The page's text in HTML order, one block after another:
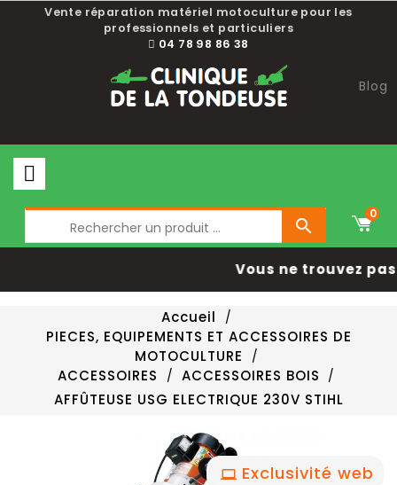
Vente réparation matériel motoculture pour les
professionnels et particuliers
04 78 98 86 38
Blog

0
Vous ne trouvez
Accueil
PIECES, EQUIPEMENTS ET ACCESSOIRES DE
MOTOCULTURE
ACCESSOIRES
ACCESSOIRES BOIS
AFFÛTEUSE USG ELECTRIQUE 230V STIHL
Exclusivité web